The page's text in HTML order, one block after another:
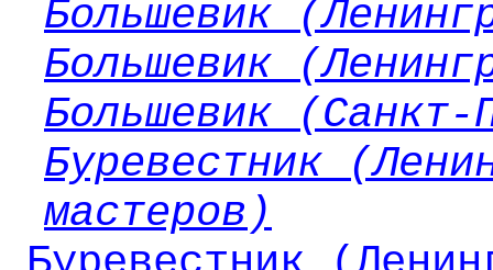
Большевик
Большевик
Большевик (Санкт-
Буревестник
мастеров)